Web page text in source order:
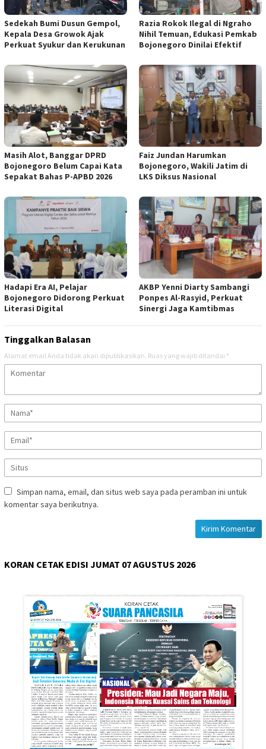
Sedekah Bumi Dusun Gempol,
Kepala Desa Growok Ajak
Perkuat Syukur dan Kerukunan
Razia Rokok Ilegal di Ngraho
Nihil Temuan, Edukasi Pemkab
Bojonegoro Dinilai Efektif
Masih Alot, Banggar DPRD
Bojonegoro Belum Capai Kata
Sepakat Bahas P-APBD 2026
Faiz Jundan Harumkan
Bojonegoro, Wakili Jatim di
LKS Diksus Nasional
Hadapi Era AI, Pelajar
Bojonegoro Didorong Perkuat
Literasi Digital
AKBP Yenni Diarty Sambangi
Ponpes Al-Rasyid, Perkuat
Sinergi Jaga Kamtibmas
Tinggalkan Balasan
Alamat email Anda tidak akan dipublikasikan. Ruas yang wajib ditandai *
Simpan nama, email, dan situs web saya pada peramban ini untuk
komentar saya berikutnya.
KORAN CETAK EDISI JUMAT 07 AGUSTUS 2026